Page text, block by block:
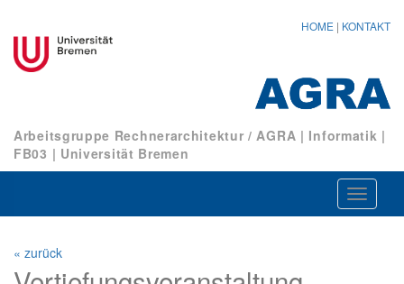
HOME | KONTAKT
Arbeitsgruppe Rechnerarchitektur / AGRA | Informatik |
FB03 | Universität Bremen
ein-/
« zurück